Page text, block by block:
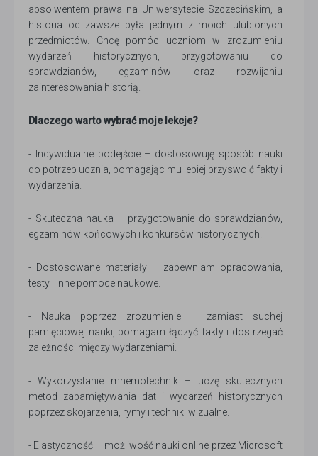
absolwentem prawa na Uniwersytecie Szczecińskim, a
historia od zawsze była jednym z moich ulubionych
przedmiotów. Chcę pomóc uczniom w zrozumieniu
wydarzeń historycznych, przygotowaniu do
sprawdzianów, egzaminów oraz rozwijaniu
zainteresowania historią.
Dlaczego warto wybrać moje lekcje?
- Indywidualne podejście – dostosowuję sposób nauki
do potrzeb ucznia, pomagając mu lepiej przyswoić fakty i
wydarzenia.
- Skuteczna nauka – przygotowanie do sprawdzianów,
egzaminów końcowych i konkursów historycznych.
- Dostosowane materiały – zapewniam opracowania,
testy i inne pomoce naukowe.
- Nauka poprzez zrozumienie – zamiast suchej
pamięciowej nauki, pomagam łączyć fakty i dostrzegać
zależności między wydarzeniami.
- Wykorzystanie mnemotechnik – uczę skutecznych
metod zapamiętywania dat i wydarzeń historycznych
poprzez skojarzenia, rymy i techniki wizualne.
- Elastyczność – możliwość nauki online przez Microsoft